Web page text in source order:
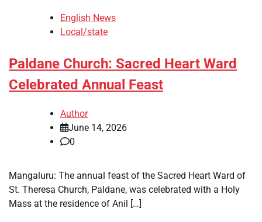
English News
Local/state
Paldane Church: Sacred Heart Ward
Celebrated Annual Feast
Author
June 14, 2026
0
Mangaluru: The annual feast of the Sacred Heart Ward of
St. Theresa Church, Paldane, was celebrated with a Holy
Mass at the residence of Anil […]